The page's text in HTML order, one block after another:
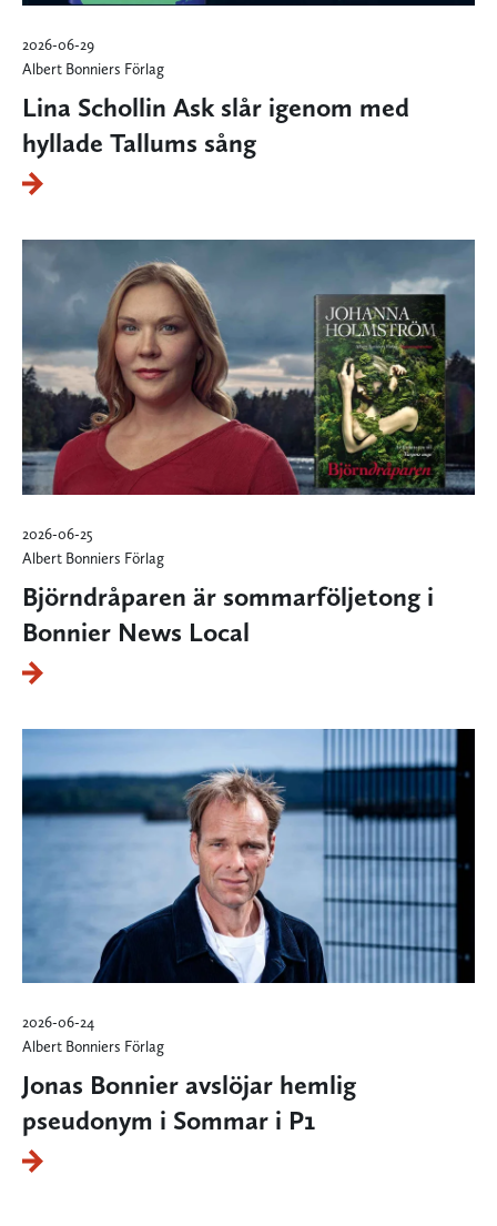
2026-06-29
Albert Bonniers Förlag
Lina Schollin Ask slår igenom med
hyllade Tallums sång
2026-06-25
Albert Bonniers Förlag
Björndråparen är sommarföljetong i
Bonnier News Local
2026-06-24
Albert Bonniers Förlag
Jonas Bonnier avslöjar hemlig
pseudonym i Sommar i P1